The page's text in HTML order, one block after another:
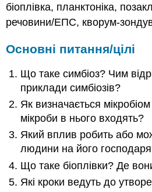
біоплівка, планктоніка,
речовини/ЕПС, кворум-
Основні питання/цілі
Що таке симбіоз? Чим
приклади симбіозів?
Як визначається
мікроби в нього входять?
Який вплив робить або
людини на його
Що таке біоплівки? Де
Які кроки ведуть до